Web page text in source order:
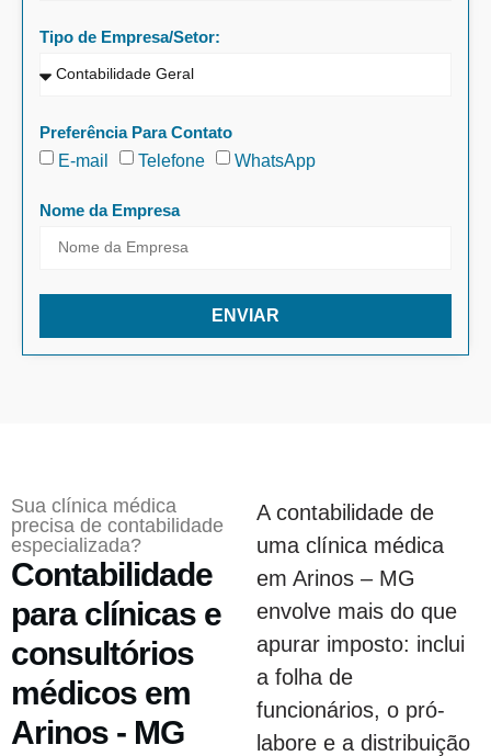
Tipo de Empresa/Setor:
Preferência Para Contato
E-mail
Telefone WhatsApp
Nome da Empresa
ENVIAR
Sua clínica médica
precisa de contabilidade
especializada?
Contabilidade
para clínicas e
consultórios
médicos em
Arinos - MG
A contabilidade de
uma clínica médica
em Arinos – MG
envolve mais do que
apurar imposto: inclui
a folha de
funcionários, o pró-
labore e a distribuição